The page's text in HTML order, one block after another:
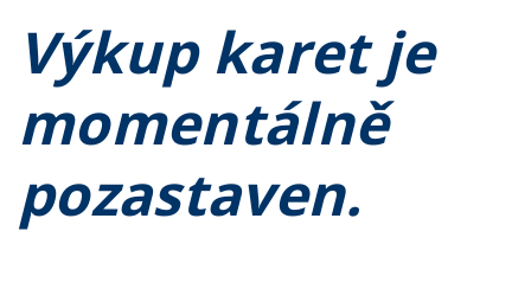
Výkup karet je
momentálně
pozastaven.